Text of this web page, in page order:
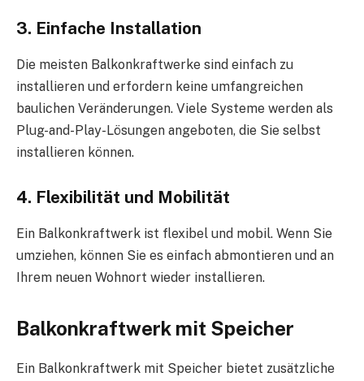
3. Einfache Installation
Die meisten Balkonkraftwerke sind einfach zu
installieren und erfordern keine umfangreichen
baulichen Veränderungen. Viele Systeme werden als
Plug-and-Play-Lösungen angeboten, die Sie selbst
installieren können.
4. Flexibilität und Mobilität
Ein Balkonkraftwerk ist flexibel und mobil. Wenn Sie
umziehen, können Sie es einfach abmontieren und an
Ihrem neuen Wohnort wieder installieren.
Balkonkraftwerk mit Speicher
Ein Balkonkraftwerk mit Speicher bietet zusätzliche